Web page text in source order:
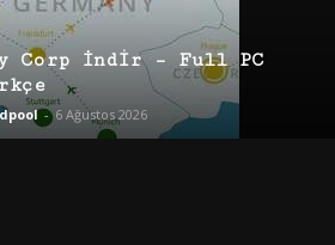
Corp İndir – Full PC
- 6 Ağustos 2026